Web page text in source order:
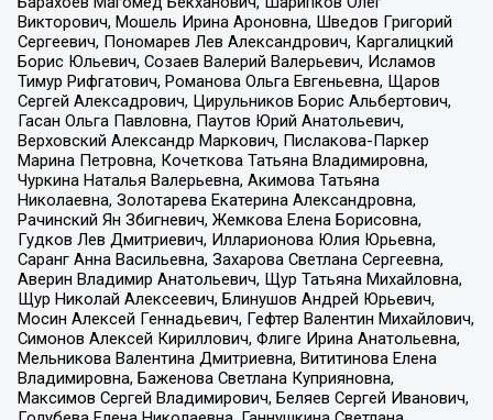
Викторович, Мошель Ирина Ароновна, Шведов Григорий
Сергеевич, Пономарев Лев Александрович, Каргалицкий
Борис Юльевич, Созаев Валерий Валерьевич, Исламов
Тимур Рифгатович, Романова Ольга Евгеньевна, Щаров
Сергей Алексадрович, Цирульников Борис Альбертович,
Гасан Ольга Павловна, Паутов Юрий Анатольевич,
Верховский Александр Маркович, Пислакова-Паркер
Марина Петровна, Кочеткова Татьяна Владимировна,
Чуркина Наталья Валерьевна, Акимова Татьяна
Николаевна, Золотарева Екатерина Александровна,
Рачинский Ян Збигневич, Жемкова Елена Борисовна,
Гудков Лев Дмитриевич, Илларионова Юлия Юрьевна,
Саранг Анна Васильевна, Захарова Светлана Сергеевна,
Аверин Владимир Анатольевич, Щур Татьяна Михайловна,
Щур Николай Алексеевич, Блинушов Андрей Юрьевич,
Мосин Алексей Геннадьевич, Гефтер Валентин Михайлович,
Симонов Алексей Кириллович, Флиге Ирина Анатольевна,
Мельникова Валентина Дмитриевна, Вититинова Елена
Владимировна, Баженова Светлана Куприяновна,
Максимов Сергей Владимирович, Беляев Сергей Иванович,